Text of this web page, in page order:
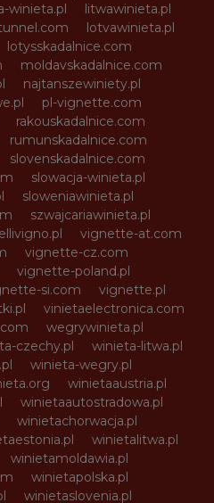
winieta.pl
litwawinieta.pl
lotvawinieta.pl
lotysskadalnice.com
moldavskadalnice.com
najtanszewiniety.pl
pl-vignette.com
rakouskadalnice.com
rumunskadalnice.com
slovenskadalnice.com
slowacja-winieta.pl
sloweniawinieta.pl
szwajcariawinieta.pl
vignette-at.com
vignette-cz.com
vignette-poland.pl
si.com
vignette.pl
vinietaelectronica.com
wegrywinieta.pl
czechy.pl
winieta-litwa.pl
winieta-wegry.pl
winietaaustria.pl
winietaautostradowa.pl
winietachorwacja.pl
winietalitwa.pl
winietamoldawia.pl
winietapolska.pl
winietaslovenia.pl